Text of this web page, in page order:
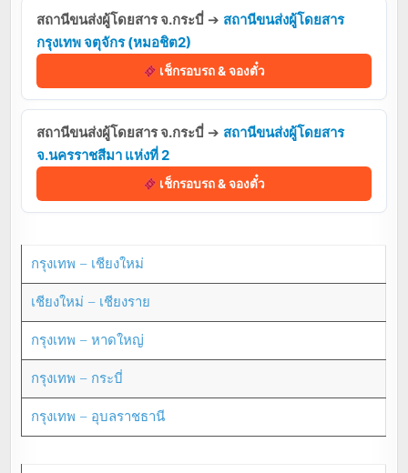
สถานีขนส่งผู้โดยสาร จ.กระบี่ ➔ สถานีขนส่งผู้โดยสาร
กรุงเทพ จตุจักร (หมอชิต2)
เช็กรอบรถ & จองตั๋ว
สถานีขนส่งผู้โดยสาร จ.กระบี่ ➔ สถานีขนส่งผู้โดยสาร
จ.นครราชสีมา แห่งที่ 2
เช็กรอบรถ & จองตั๋ว
กรุงเทพ – เชียงใหม่
เชียงใหม่ – เชียงราย
กรุงเทพ – หาดใหญ่
กรุงเทพ – กระบี่
กรุงเทพ – อุบลราชธานี